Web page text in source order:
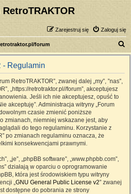
Zaloguj się
Zarejestruj się
forum
z
- Regulamin
RetroTRAKTOR”, zwanej dalej „my”, ”nas”,
„https://retrotraktor.pl//forum”, akceptujesz
Jeśli ich nie akceptujesz, opuść to
akceptuję”. Administracja witryny „Forum
czasie zmienić poniższe
zmianach, niemniej wskazane jest, aby
do tego regulaminu. Korzystanie z
po zmianach regulaminu oznacza, że
konsekwencjami prawnymi.
„je”, „phpBB software”, „www.phpbb.com”,
działają w oparciu o oprogramowanie
która jest środowiskiem typu witryny
„GNU General Public License v2” zwanej
dostępne do pobrania ze strony